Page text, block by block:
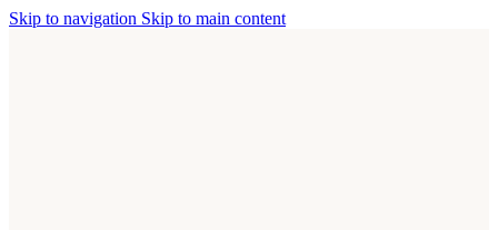
Skip to navigation Skip to main content